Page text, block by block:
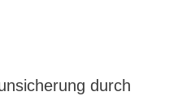
durch